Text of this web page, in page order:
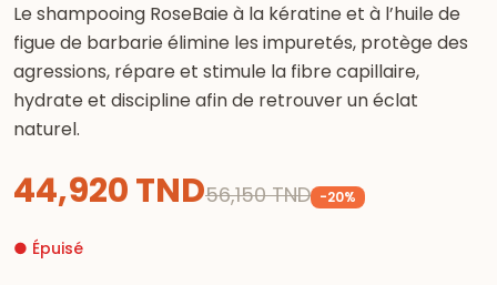
Le shampooing RoseBaie à la kératine et à l’huile de
figue de barbarie élimine les impuretés, protège des
agressions, répare et stimule la fibre capillaire,
hydrate et discipline afin de retrouver un éclat
naturel.
44,920TND56,150 TND -20%
● Épuisé